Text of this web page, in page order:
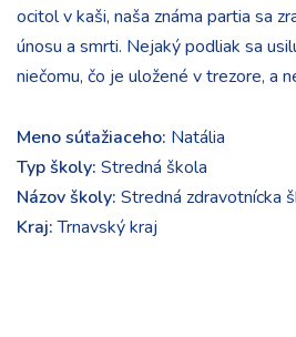
ocitol v kaši, naša známa partia sa
únosu a smrti. Nejaký podliak sa
niečomu, čo je uložené v trezore, a
Meno súťažiaceho: Natália
Typ školy: Stredná škola
Názov školy: Stredná zdravotnícka
Kraj:Trnavský kraj